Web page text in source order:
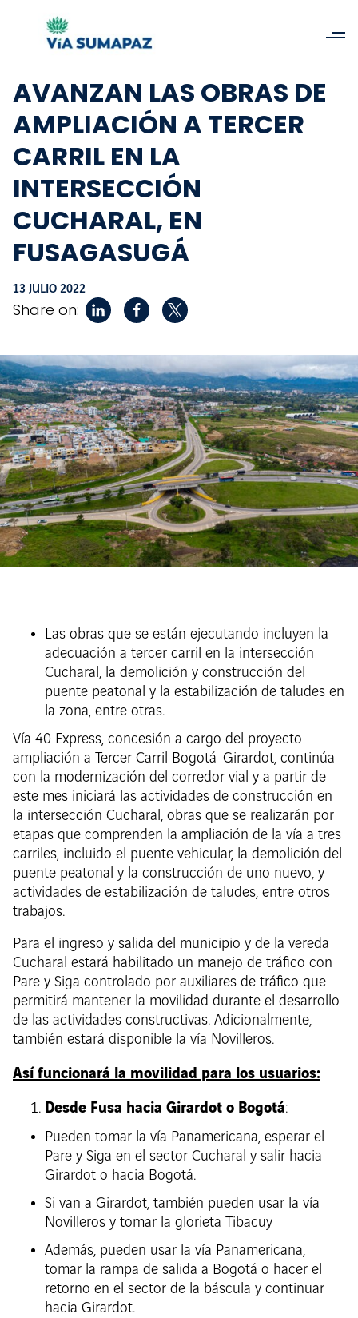
AVANZAN LAS OBRAS DE
AMPLIACIÓN A TERCER
CARRIL EN LA
INTERSECCIÓN
CUCHARAL, EN
FUSAGASUGÁ
13 JULIO 2022
Share on:
Las obras que se están ejecutando incluyen la
adecuación a tercer carril en la intersección
Cucharal, la demolición y construcción del
puente peatonal y la estabilización de taludes en
la zona, entre otras.
Vía 40 Express, concesión a cargo del proyecto
ampliación a Tercer Carril Bogotá-Girardot, continúa
con la modernización del corredor vial y a partir de
este mes iniciará las actividades de construcción en
la intersección Cucharal, obras que se realizarán por
etapas que comprenden la ampliación de la vía a tres
carriles, incluido el puente vehicular, la demolición del
puente peatonal y la construcción de uno nuevo, y
actividades de estabilización de taludes, entre otros
trabajos.
Para el ingreso y salida del municipio y de la vereda
Cucharal estará habilitado un manejo de tráfico con
Pare y Siga controlado por auxiliares de tráfico que
permitirá mantener la movilidad durante el desarrollo
de las actividades constructivas. Adicionalmente,
también estará disponible la vía Novilleros.
Así funcionará la movilidad para los usuarios:
Desde Fusa hacia Girardot o Bogotá:
Pueden tomar la vía Panamericana, esperar el
Pare y Siga en el sector Cucharal y salir hacia
Girardot o hacia Bogotá.
Si van a Girardot, también pueden usar la vía
Novilleros y tomar la glorieta Tibacuy
Además, pueden usar la vía Panamericana,
tomar la rampa de salida a Bogotá o hacer el
retorno en el sector de la báscula y continuar
hacia Girardot.